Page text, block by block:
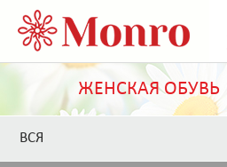
ЖЕНСКАЯ ОБУВЬ
ВСЯ